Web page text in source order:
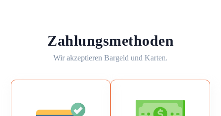
Zahlungsmethoden
Wir akzeptieren Bargeld und Karten.